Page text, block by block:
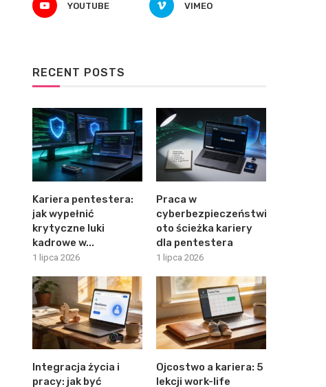
YOUTUBE VIMEO
RECENT POSTS
Kariera pentestera:
jak wypełnić
krytyczne luki
kadrowe w...
1 lipca 2026
Praca w
cyberbezpieczeństwie:
oto ścieżka kariery
dla pentestera
1 lipca 2026
Integracja życia i
pracy: jak być
Ojcostwo a kariera: 5
lekcji work-life